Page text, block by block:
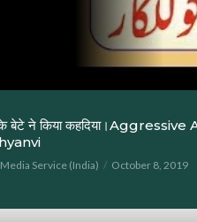
के बेटे ने किया
Service (India) October 8, 2019